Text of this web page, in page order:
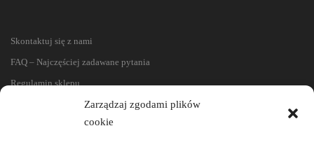
Zarządzaj zgodami plików
cookie
Skontaktuj się z nami
FAQ – Najczęściej zadawane pytania
Regulamin sklepu
Reklamacje i zwroty
Polityka prywatności